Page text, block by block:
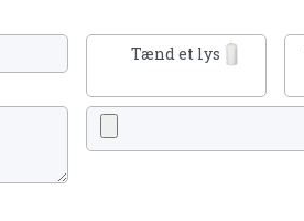
Tænd et lys